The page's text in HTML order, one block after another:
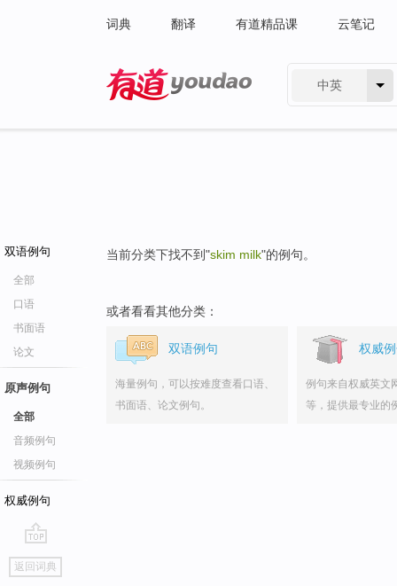
词典 翻译 有道精品课 云笔记
中英
双语例句
全部
口语
书面语
论文
原声例句
全部
音频例句
视频例句
权威例句
go
top
返回词典
当前分类下找不到"skim milk"的例句。
或者看看其他分类：
双语例句
海量例句，可以按难度查看口语、
书面语、论文例句。
权威
例句来自权威英文
等，提供最专业的